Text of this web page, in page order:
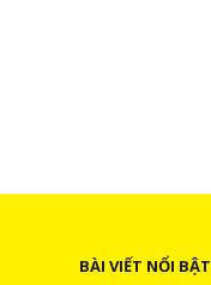
BÀI VIẾT NỔI BẬT